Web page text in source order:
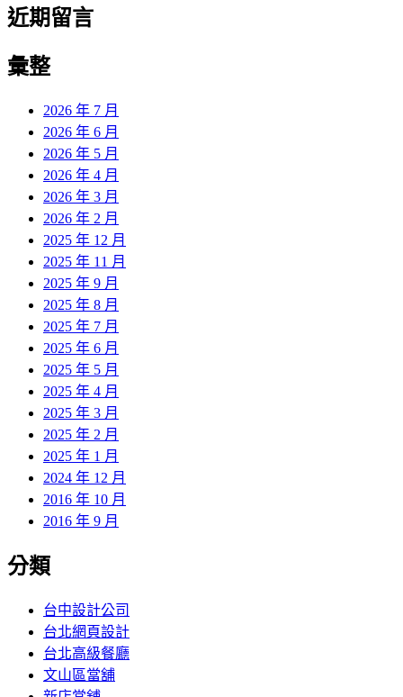
近期留言
彙整
2026 年 7 月
2026 年 6 月
2026 年 5 月
2026 年 4 月
2026 年 3 月
2026 年 2 月
2025 年 12 月
2025 年 11 月
2025 年 9 月
2025 年 8 月
2025 年 7 月
2025 年 6 月
2025 年 5 月
2025 年 4 月
2025 年 3 月
2025 年 2 月
2025 年 1 月
2024 年 12 月
2016 年 10 月
2016 年 9 月
分類
台中設計公司
台北網頁設計
台北高級餐廳
文山區當舖